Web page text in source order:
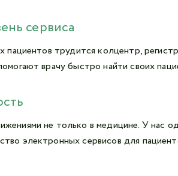
сервиса
пациентов трудится колцентр,
врачу быстро найти своих
не только в медицине. У нас
электронных сервисов для